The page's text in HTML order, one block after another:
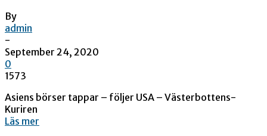
By
admin
-
September 24, 2020
0
1573
Asiens börser tappar – följer USA – Västerbottens-
Kuriren
Läs mer